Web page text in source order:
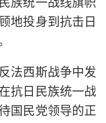
族统一战线旗帜
地投身到抗击日
法西斯战争中发
抗日民族统一战
国民党领导的正